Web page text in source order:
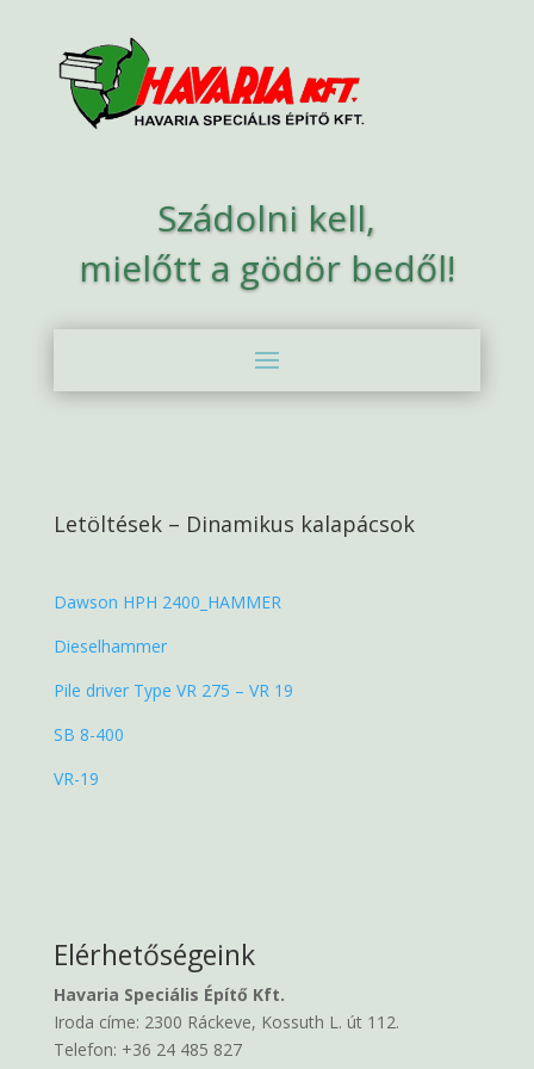
Szádolni kell,
mielőtt a gödör bedől!
Letöltések – Dinamikus kalapácsok
Dawson HPH 2400_HAMMER
Dieselhammer
Pile driver Type VR 275 – VR 19
SB 8-400
VR-19
Elérhetőségeink
Havaria Speciális Építő Kft.
Iroda címe: 2300 Ráckeve, Kossuth L. út 112.
Telefon: +36 24 485 827